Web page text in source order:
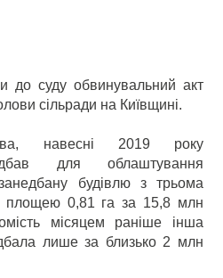
суду обвинувальний акт
сільради на Київщині.
навесні 2019 року
для облаштування
будівлю з трьома
площею 0,81 га за 15,8 млн
місяцем раніше інша
лише за близько 2 млн